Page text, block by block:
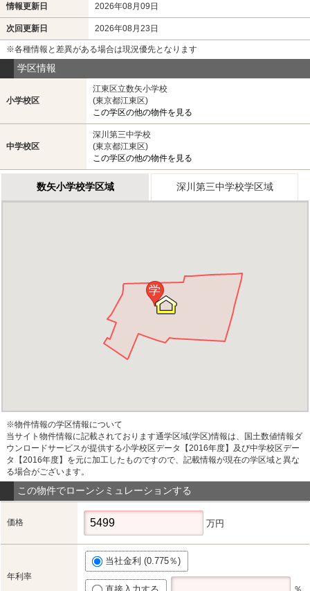
情報更新日 2026年08月09日
次回更新日 2026年08月23日
※各種情報と差異がある場合は現況優先となります
学区情報
小学校区
江東区立数矢小学校
(東京都江東区)
この学区の他の物件を見る
中学校区
深川第三中学校
(東京都江東区)
この学区の他の物件を見る
数矢小学校学区域 深川第三中学校学区域
学
※物件情報の学区情報について
当サイト物件情報に記載されております通学区域(学区)情報は、国土数値情報ダ
ウンロードサービスが提供する小学校区データ【2016年度】及び中学校区デー
タ【2016年度】を元に加工したものですので、記載情報が現在の学区域と異な
る場合がございます。
この物件でローンシミュレーションする
価格 万円
年利率
当社金利 (0.775％)